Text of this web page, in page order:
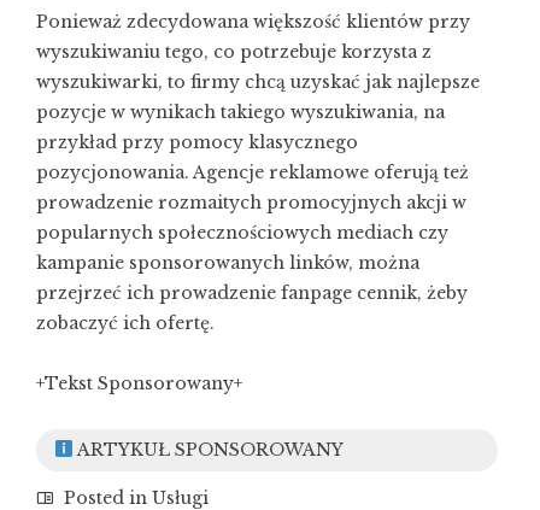
Ponieważ zdecydowana większość klientów przy
wyszukiwaniu tego, co potrzebuje korzysta z
wyszukiwarki, to firmy chcą uzyskać jak najlepsze
pozycje w wynikach takiego wyszukiwania, na
przykład przy pomocy klasycznego
pozycjonowania. Agencje reklamowe oferują też
prowadzenie rozmaitych promocyjnych akcji w
popularnych społecznościowych mediach czy
kampanie sponsorowanych linków, można
przejrzeć ich prowadzenie fanpage cennik, żeby
zobaczyć ich ofertę.
+Tekst Sponsorowany+
ARTYKUŁ SPONSOROWANY
Posted in Usługi